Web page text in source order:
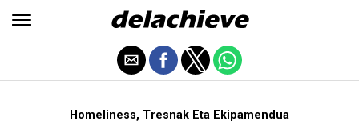
Homeliness, Tresnak Eta Ekipamendua